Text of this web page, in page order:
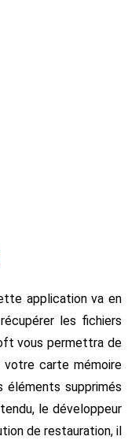
application va en
les fichiers
vous permettra de
votre carte mémoire
supprimés
le développeur
de restauration, il